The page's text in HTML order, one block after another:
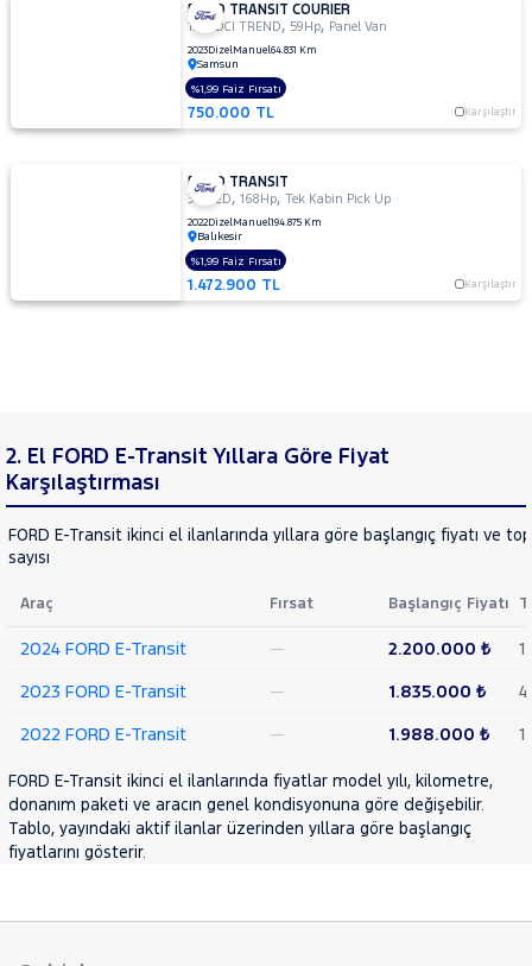
FORD TRANSIT COURIER
1.5 TDCI TREND, 59Hp, Panel Van
2023DizelManuel64.831 Km
Samsun
750.000 TL Karşılaştır
%1,99 Faiz Fırsatı
FORD TRANSIT
350 ED,168Hp,Tek Kabin Pick Up
2022DizelManuel194.875 Km
Balıkesir
1.472.900 TL Karşılaştır
%1,99 Faiz Fırsatı
2. El FORD E-Transit Yıllara Göre Fiyat
Karşılaştırması
FORD E-Transit ikinci el ilanlarında yıllara göre başlangıç fiyatı ve
sayısı
Araç Fırsat Başlangıç Fiyatı
2024 FORD E-Transit — 2.200.000 ₺
1
2023 FORD E-Transit
— 1.835.000 ₺
4
2022 FORD E-Transit
— 1.988.000 ₺ 1
FORD E-Transit ikinci el ilanlarında fiyatlar model yılı, kilometre,
donanım paketi ve aracın genel kondisyonuna göre değişebilir.
Tablo, yayındaki aktif ilanlar üzerinden yıllara göre başlangıç
fiyatlarını gösterir.